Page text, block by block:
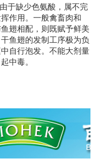
于缺少色氨酸，属不完
作用。一般禽畜肉和
翅相配，则既赋予鲜美
鱼翅的发制工序极为负
自行泡发。不能大剂量
中毒。